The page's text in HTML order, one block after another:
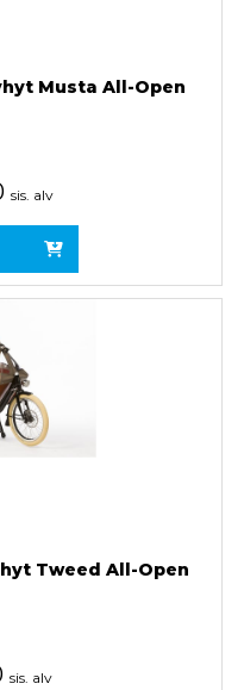
Musta All-Open
sis. alv
Tweed All-Open
sis. alv